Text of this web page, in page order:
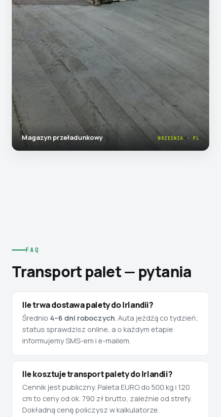
Magazyn przeładunkowy WRZEŚNIA · PL
FAQ
Transport palet — pytania
Ile trwa dostawa palety do Irlandii?
Średnio 4–6 dni roboczych . Auta jeżdżą co tydzień;
status sprawdzisz online, a o każdym etapie
informujemy SMS-em i e-mailem.
Ile kosztuje transport palety do Irlandii?
Cennik jest publiczny. Paleta EURO do 500 kg i 120
cm to ceny od ok. 790 zł brutto, zależnie od strefy.
Dokładną cenę policzysz w kalkulatorze.